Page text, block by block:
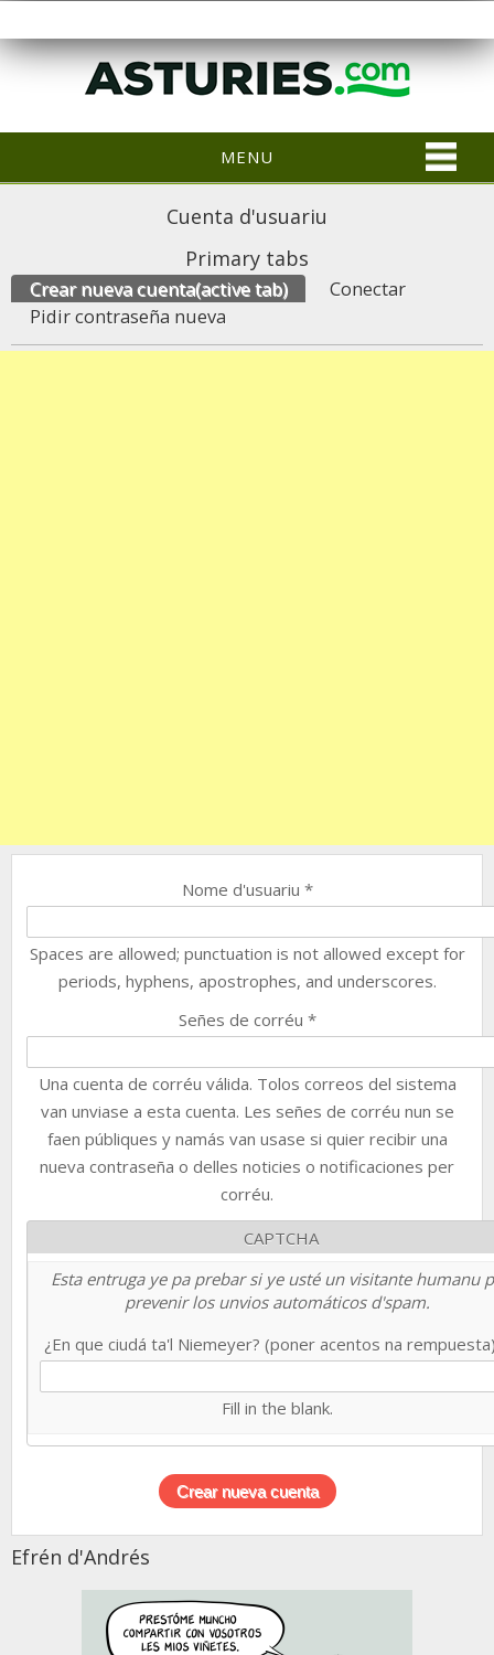
MENU
Cuenta d'usuariu
Primary tabs
Crear nueva cuenta(active tab)
Conectar
Pidir contraseña nueva
Nome d'usuariu *
Spaces are allowed; punctuation is not allowed except for
periods, hyphens, apostrophes, and underscores.
Señes de corréu *
Una cuenta de corréu válida. Tolos correos del sistema
van unviase a esta cuenta. Les señes de corréu nun se
faen públiques y namás van usase si quier recibir una
nueva contraseña o delles noticies o notificaciones per
corréu.
CAPTCHA
Esta entruga ye pa prebar si ye usté un visitante humanu
prevenir los unvios automáticos d'spam.
¿En que ciudá ta'l Niemeyer? (poner acentos na
Fill in the blank.
Efrén d'Andrés